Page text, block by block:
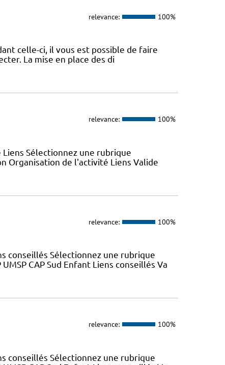
relevance: 100%
celle-ci, il vous est possible de faire
La mise en place des di
relevance: 100%
Sélectionnez une rubrique
Organisation de l'activité Liens Valide
relevance: 100%
conseillés Sélectionnez une rubrique
CAP Sud Enfant Liens conseillés Va
relevance: 100%
conseillés Sélectionnez une rubrique